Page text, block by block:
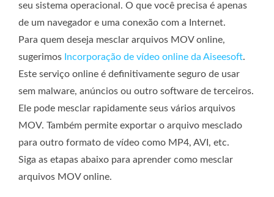
seu sistema operacional. O que você precisa é apenas
de um navegador e uma conexão com a Internet.
Para quem deseja mesclar arquivos MOV online,
sugerimos Incorporação de vídeo online da Aiseesoft.
Este serviço online é definitivamente seguro de usar
sem malware, anúncios ou outro software de terceiros.
Ele pode mesclar rapidamente seus vários arquivos
MOV. Também permite exportar o arquivo mesclado
para outro formato de vídeo como MP4, AVI, etc.
Siga as etapas abaixo para aprender como mesclar
arquivos MOV online.